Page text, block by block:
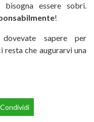
essere sobri.
!
sapere per
resta che augurarvi una
Condividi